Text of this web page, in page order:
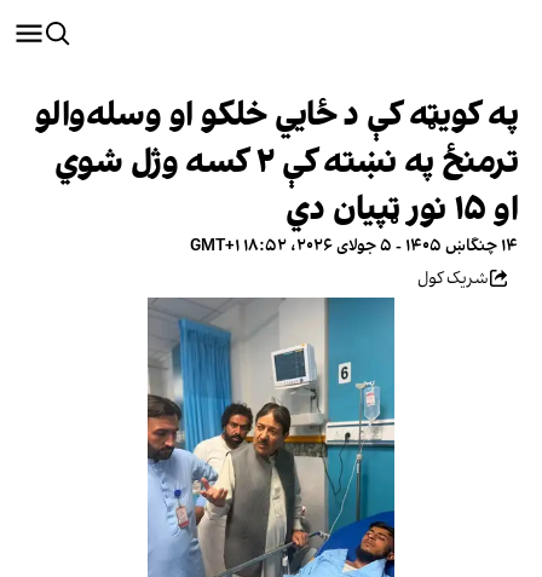
په کویټه کې د ځایي خلکو او وسله‌والو
ترمنځ په نښته کې ۲ کسه وژل شوي
او ۱۵ نور ټپیان دي
۱۴ چنگاښ ۱۴۰۵ - ۵ جولای ۲۰۲۶، ۱۸:۵۲ GMT+۱
شریک کول